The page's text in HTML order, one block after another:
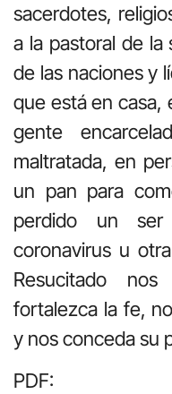
sacerdotes,
a la pastoral de la
de las naciones y
que está en casa,
gente
maltratada, en
un pan para
perdido un
coronavirus u
Resucitado
fortalezca la fe,
y nos conceda su
PDF: